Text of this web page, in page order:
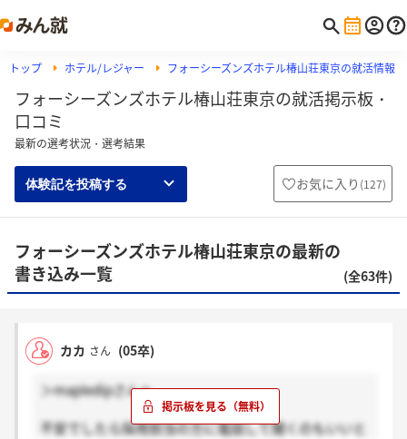
トップ ホテル/レジャー フォーシーズンズホテル椿山荘東京の就活情報
フォーシーズンズホテル椿山荘東京の就活掲示板・
口コミ
最新の選考状況・選考結果
体験記を投稿する お気に入り (127)
フォーシーズンズホテル椿山荘東京の最新の
書き込み一覧
(全63件)
カカ さん (05卒)
＞mapledipさんへ
不安でしたら採用担当の方に電話して聞くのもいいと